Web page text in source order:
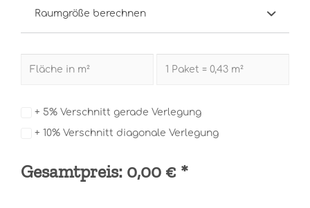
Raumgröße berechnen
+ 5% Verschnitt gerade Verlegung
+ 10% Verschnitt diagonale Verlegung
Gesamtpreis: 0,00 € *